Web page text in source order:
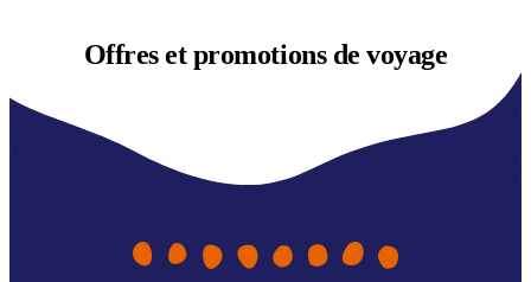
Offres etpromotions de voyage